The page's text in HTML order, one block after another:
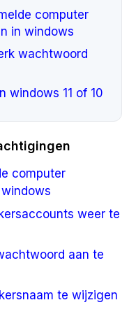
computer
in windows
wachtwoord
windows 11 of 10
computer
weer te
aan te
te wijzigen